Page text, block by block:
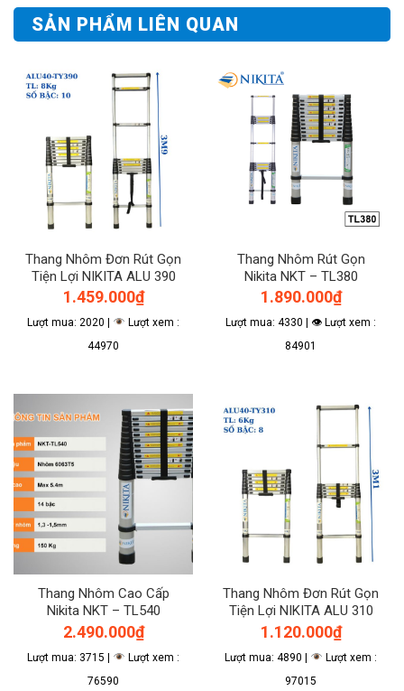
SẢN PHẨM LIÊN QUAN
Thang Nhôm Đơn Rút Gọn
Tiện Lợi NIKITA ALU 390
1.459.000₫
Lượt mua: 2020 |
Lượt xem :
44970
Thang Nhôm Rút Gọn
Nikita NKT – TL380
1.890.000₫
Lượt mua: 4330 | 👁 Lượt xem :
84901
Thang Nhôm Cao Cấp
Nikita NKT – TL540
2.490.000₫
Lượt mua: 3715 |
Lượt xem :
76590
Thang Nhôm Đơn Rút Gọn
Tiện Lợi NIKITA ALU 310
1.120.000₫
Lượt mua: 4890 |
Lượt xem :
97015